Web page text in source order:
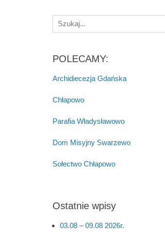
Search
for:
POLECAMY:
Archidiecezja Gdańska
Chłapowo
Parafia Władysławowo
Dom Misyjny Swarzewo
Sołectwo Chłapowo
Ostatnie wpisy
03.08 – 09.08 2026r.